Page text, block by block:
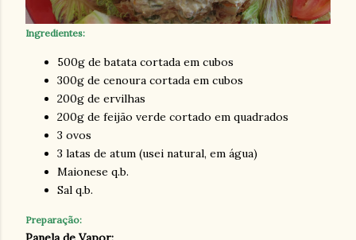
Ingredientes:
500g de batata cortada em cubos
300g de cenoura cortada em cubos
200g de ervilhas
200g de feijão verde cortado em quadrados
3 ovos
3 latas de atum (usei natural, em água)
Maionese q.b.
Sal q.b.
Preparação: